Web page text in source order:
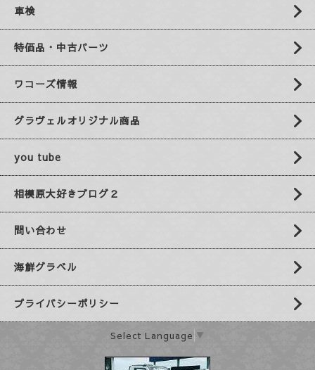
車検
特価品・中古パーツ
ワコーズ情報
グラヴェルオリジナル商品
you tube
相模原大好きブログ２
問い合わせ
海鮮グラベル
プライバシーポリシー
Select Language ▼